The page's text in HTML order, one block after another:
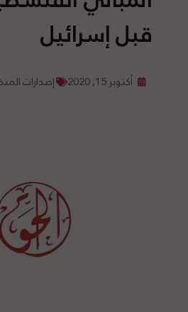
قبل إسرائيل
أكتوبر 15, 2020 إصدارات